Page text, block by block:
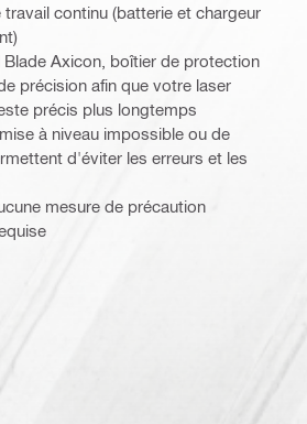
travail continu (batterie et chargeur
Blade Axicon, boîtier de protection
précision afin que votre laser
précis plus longtemps
à niveau impossible ou de
d'éviter les erreurs et les
mesure de précaution